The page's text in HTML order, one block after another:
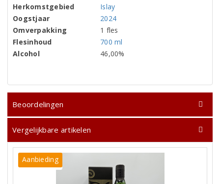
Herkomstgebied
Islay
Oogstjaar
2024
Omverpakking
1 fles
Flesinhoud
700 ml
Alcohol
46,00%
Beoordelingen
Vergelijkbare artikelen
Aanbieding